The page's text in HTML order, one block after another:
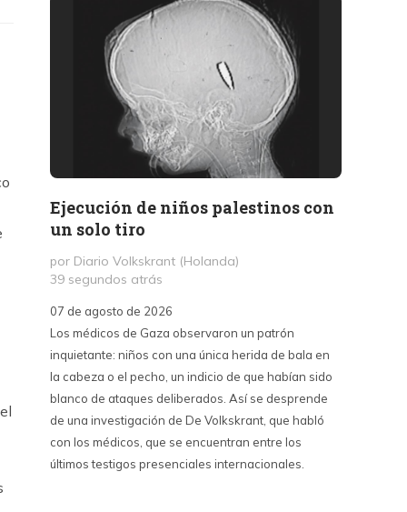
Ejecución de niños palestinos con
un solo tiro
por Diario Volkskrant (Holanda)
39 segundos atrás
07 de agosto de 2026
Los médicos de Gaza observaron un patrón
inquietante: niños con una única herida de bala en
la cabeza o el pecho, un indicio de que habían sido
blanco de ataques deliberados. Así se desprende
de una investigación de De Volkskrant, que habló
con los médicos, que se encuentran entre los
últimos testigos presenciales internacionales.